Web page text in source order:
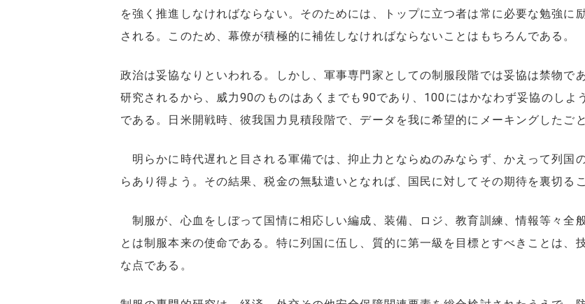
を強く推進しなければならない。そのためには、トップに立つ者は常に必要な勉強に
される。このため、幕僚が積極的に補佐しなければならないことはもちろんである。
政治は妥協なりといわれる。しかし、軍事専門家としての制服段階では妥協は禁物で
研究されるから、威力90のものはあくまでも90であり、100にはかなわず妥協のしよ
である。日米開戦時、彼我国力見積段階で、データを我に希望的にメーキングしたご
明らかに時代遅れと目される軍備では、抑止力とならぬのみならず、かえって列国
らあり得よう。その結果、税金の無駄遣いとなれば、国民に対してその期待を裏切る
制服が、心血をしぼって国情に相応しい編成、装備、ロジ、教育訓練、情報等々全
とは制服本来の使命である。特に列国に伍し、質的に第一級を目標とすべきことは、
な点である。